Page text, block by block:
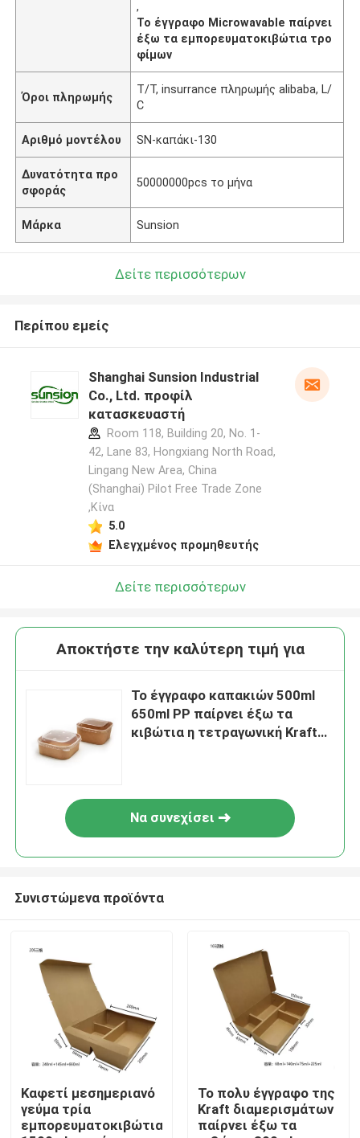
Σπίτι
Εμφάνιση VR
,
Το έγγραφο Microwavable παίρνει
έξω τα εμπορευματοκιβώτια τρο
φίμων
Όροι πληρωμής
T/T, insurrance πληρωμής alibaba, L/
C
Αριθμό μοντέλου SN-καπάκι-130
Δυνατότητα προ
σφοράς
50000000pcs το μήνα
Μάρκα Sunsion
Δείτε περισσότερων
Περίπου εμείς
Shanghai Sunsion Industrial
Co., Ltd. προφίλ
κατασκευαστή
Room 118, Building 20, No. 1-
42, Lane 83, Hongxiang North Road,
Lingang New Area, China
(Shanghai) Pilot Free Trade Zone
,Κίνα
5.0
Ελεγχμένος προμηθευτής
Δείτε περισσότερων
Αποκτήστε την καλύτερη τιμή για
Το έγγραφο καπακιών 500ml
650ml PP παίρνει έξω τα
κιβώτια η τετραγωνική Kraft
Να συνεχίσει
Συνιστώμενα προϊόντα
Καφετί μεσημεριανό
γεύμα τρία
εμπορευματοκιβώτια
Το πολυ έγγραφο της
Kraft διαμερισμάτων
παίρνει έξω τα